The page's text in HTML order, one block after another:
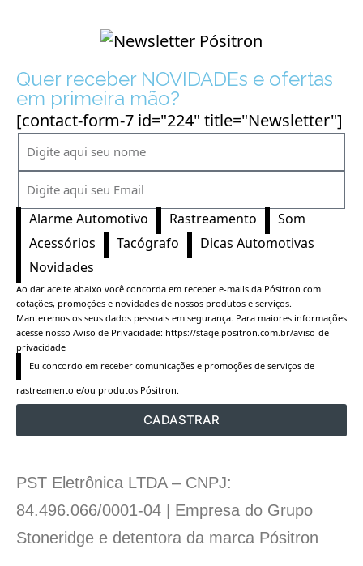
Quer receber NOVIDADEs e ofertas
em primeira mão?
[contact-form-7 id="224" title="Newsletter"]
Alarme Automotivo Rastreamento
Som
Acessórios
Tacógrafo
Dicas Automotivas
Novidades
Ao dar aceite abaixo você concorda em receber e-mails da Pósitron com
cotações, promoções e novidades de nossos produtos e serviços.
Manteremos os seus dados pessoais em segurança. Para maiores informações
acesse nosso Aviso de Privacidade: https://stage.positron.com.br/aviso-de-
privacidade
Eu concordo em receber comunicações e promoções de serviços de
rastreamento e/ou produtos Pósitron.
CADASTRAR
PST Eletrônica LTDA – CNPJ:
84.496.066/0001-04 | Empresa do Grupo
Stoneridge e detentora da marca Pósitron